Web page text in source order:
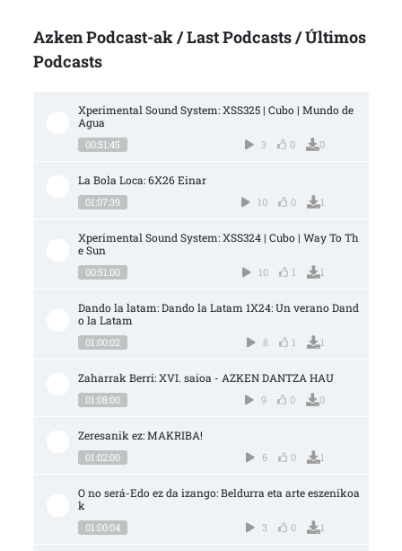
Azken Podcast-ak / Last Podcasts / Últimos
Podcasts
Xperimental Sound System: XSS325 | Cubo | Mundo de
Agua
00:51:45 3 0 0
La Bola Loca: 6X26 Einar
01:07:39 10 0 1
Xperimental Sound System: XSS324 | Cubo | Way To Th
e Sun
00:51:00 10 1 1
Dando la latam: Dando la Latam 1X24: Un verano Dand
o la Latam
01:00:02 8 1 1
Zaharrak Berri: XVI. saioa - AZKEN DANTZA HAU
01:08:00 9 0 0
Zeresanik ez: MAKRIBA!
01:02:00 6 0 1
O no será-Edo ez da izango: Beldurra eta arte eszenikoa
k
01:00:04 3 0 1